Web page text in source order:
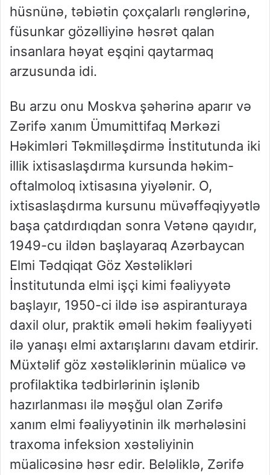
hüsnünə, təbiətin çoxçalarlı rənglərinə,
füsunkar gözəlliyinə həsrət qalan
insanlara həyat eşqini qaytarmaq
arzusunda idi.
Bu arzu onu Moskva şəhərinə aparır və
Zərifə xanım Ümumittifaq Mərkəzi
Həkimləri Təkmilləşdirmə İnstitutunda iki
illik ixtisaslaşdırma kursunda həkim-
oftalmoloq ixtisasına yiyələnir. O,
ixtisaslaşdırma kursunu müvəffəqiyyətlə
başa çatdırdıqdan sonra Vətənə qayıdır,
1949-cu ildən başlayaraq Azərbaycan
Elmi Tədqiqat Göz Xəstəlikləri
İnstitutunda elmi işçi kimi fəaliyyətə
başlayır, 1950-ci ildə isə aspiranturaya
daxil olur, praktik əməli həkim fəaliyyəti
ilə yanaşı elmi axtarışlarını davam etdirir.
Müxtəlif göz xəstəliklərinin müalicə və
profilaktika tədbirlərinin işlənib
hazırlanması ilə məşğul olan Zərifə
xanım elmi fəaliyyətinin ilk mərhələsini
traxoma infeksion xəstəliyinin
müalicəsinə həsr edir. Beləliklə, Zərifə